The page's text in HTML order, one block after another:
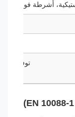
أشرطة فولاذية،
توفير TÜV و DNV و SGS و BV و Intertek